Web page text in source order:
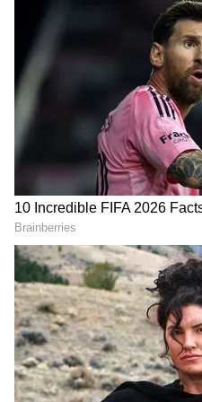
செப்டம்பர் 2 அன்று,
மற்றும் விளையாட்டு
அமைச்சர்,
மலேரியா,
எதிர்க்கக் கூடாது.
வேண்டும்."
அப்படித்தான்.
DOWNLOAD APP